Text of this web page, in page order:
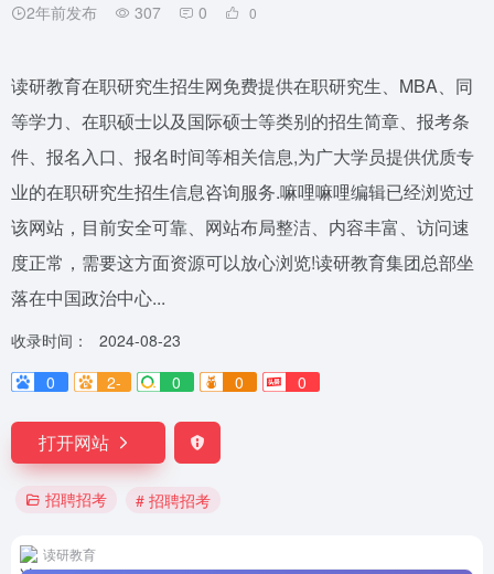
2年前发布 307 0 0
读研教育在职研究生招生网免费提供在职研究生、MBA、同
等学力、在职硕士以及国际硕士等类别的招生简章、报考条
件、报名入口、报名时间等相关信息,为广大学员提供优质专
业的在职研究生招生信息咨询服务.嘛哩嘛哩编辑已经浏览过
该网站，目前安全可靠、网站布局整洁、内容丰富、访问速
度正常，需要这方面资源可以放心浏览!读研教育集团总部坐
落在中国政治中心...
收录时间：
2024-08-23
0
2- 0 0 0
打开网站
招聘招考 # 招聘招考
读研教育